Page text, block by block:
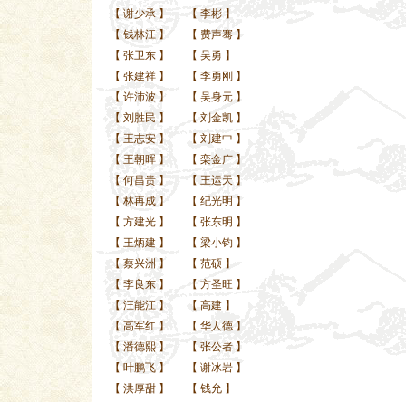
【 谢少承】 【 李彬 】
【 钱林江】 【 费声骞 】
【 张卫东】 【 吴勇 】
【 张建祥】 【 李勇刚 】
【 许沛波】 【 吴身元 】
【 刘胜民 】 【 刘金凯 】
【 王志安】 【 刘建中 】
【 王朝晖】 【 栾金广 】
【 何昌贵】 【 王运天 】
【 林再成】 【 纪光明 】
【 方建光】 【 张东明 】
【 王炳建】 【 梁小钧 】
【 蔡兴洲 】 【 范硕 】
【 李良东】 【 方圣旺 】
【 汪能江】 【 高建 】
【 高军红 】 【 华人德 】
【 潘德熙】 【 张公者 】
【 叶鹏飞】 【 谢冰岩 】
【 洪厚甜】 【 钱允 】